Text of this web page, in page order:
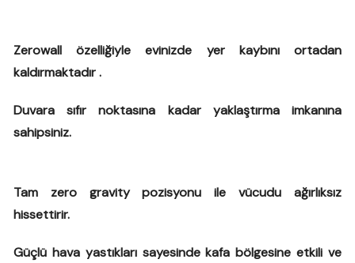
Zerowall özelliğiyle evinizde yer kaybını ortadan
kaldırmaktadır .
Duvara sıfır noktasına kadar yaklaştırma imkanına
sahipsiniz.
Tam zero gravity pozisyonu ile vücudu ağırlıksız
hissettirir.
Güçlü hava yastıkları sayesinde kafa bölgesine etkili ve